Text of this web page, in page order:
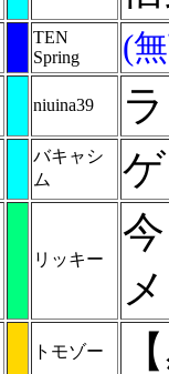
TEN
Spring
(
niuina39
バキャシ
ム
リッキー
トモゾー